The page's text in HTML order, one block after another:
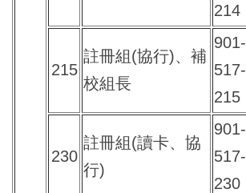
214
215
註冊組(協行)、補
校組長
901-
517-
215
230
註冊組(讀卡、協
行)
901-
517-
230